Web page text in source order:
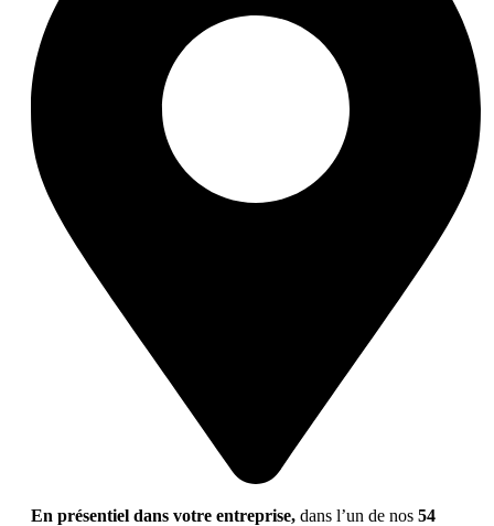
En présentiel dans votre entreprise, dans l’un de nos 54